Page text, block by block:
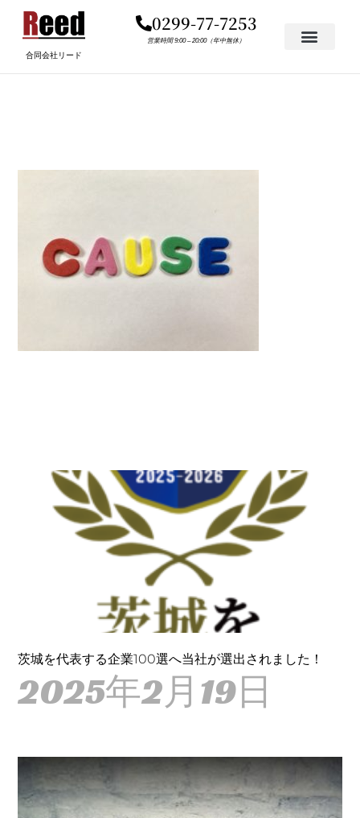
キ
合同会社リード
0299-77-7253
営業時間 9:00 – 20:00（年中無休）
茨城を代表する企業100選へ当社が選出されました！
2025年2月19日